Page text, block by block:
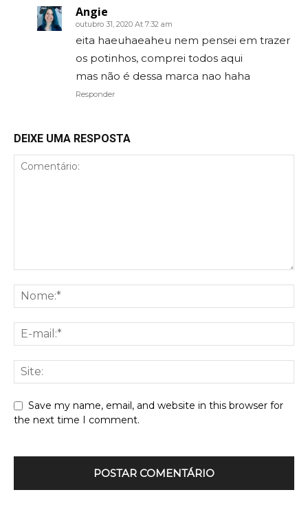
Angie
outubro 31, 2020 At 7:32 am
eita haeuhaeaheu nem pensei em trazer
os potinhos, comprei todos aqui
mas não é dessa marca nao haha
Responder
DEIXE UMA RESPOSTA
Save my name, email, and website in this browser for
the next time I comment.